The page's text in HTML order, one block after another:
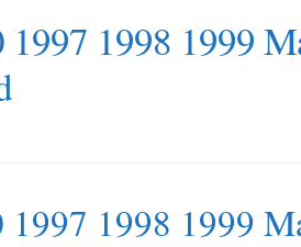
1997 1998 1999
1997 1998 1999